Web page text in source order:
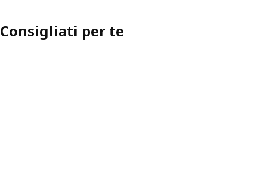
Consigliati per te